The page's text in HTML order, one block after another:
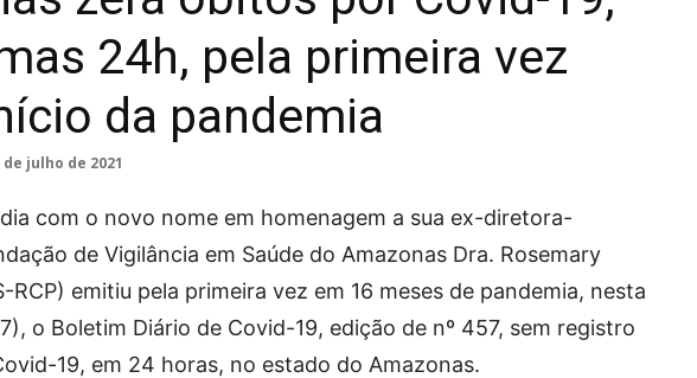
24h, pela primeira vez
da pandemia
de julho de 2021
com o novo nome em homenagem a sua ex-diretora-
de Vigilância em Saúde do Amazonas Dra. Rosemary
RCP) emitiu pela primeira vez em 16 meses de pandemia, nesta
o Boletim Diário de Covid-19, edição de nº 457, sem registro
19, em 24 horas, no estado do Amazonas.